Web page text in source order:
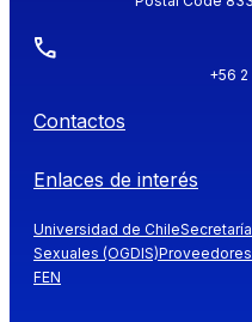
+56
Contactos
Enlaces de interés
Universidad de Chile
Sexuales (OGDIS)
FEN